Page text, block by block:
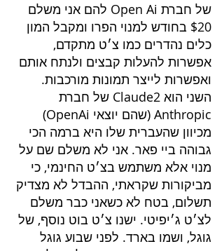
של חברת Open Ai להם אני משלם
$20 בחודש למנוי הפרו ומקבל המון
כלים נהדרים כמו צ׳ט מתקדם,
אפשרות להעלות קבצים ולנתח אותם
ואפשרות לייצר תמונות מורכבות.
השני הוא Claude2 של חברת
Anthropic (שהם יוצאי OpenAi)
מכיוון שהעברית שלו היא ברמה הכי
גבוהה ביי פאר. אני לא משלם שם על
מנוי אלא משתמש בצ׳ט החינמי, כי
מביקורות שקראתי, ההבדל לא מצדיק
תשלום, בטח לא כשאני כבר משלם
לצ׳ט ג׳יפיטי. ישנו צ׳ט בוט נוסף, של
גוגל, ושמו בארד. לפני שבוע גוגל